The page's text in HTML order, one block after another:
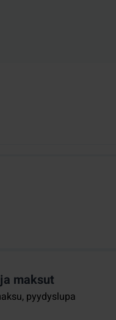
maksut
pyydyslupa